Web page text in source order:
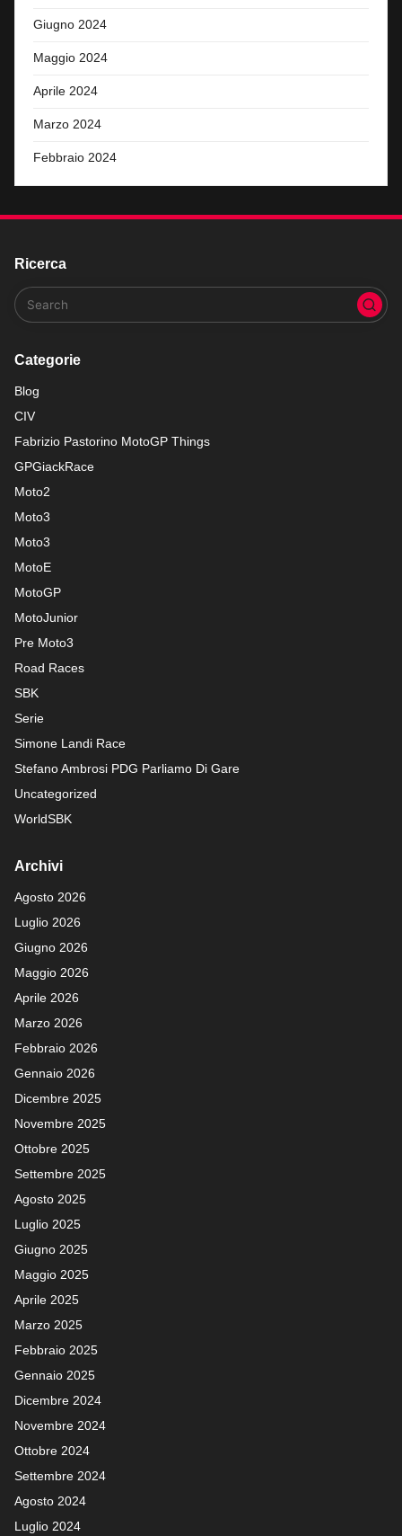
Giugno 2024
Maggio 2024
Aprile 2024
Marzo 2024
Febbraio 2024
Ricerca
Categorie
Blog
CIV
Fabrizio Pastorino MotoGP Things
GPGiackRace
Moto2
Moto3
Moto3
MotoE
MotoGP
MotoJunior
Pre Moto3
Road Races
SBK
Serie
Simone Landi Race
Stefano Ambrosi PDG Parliamo Di Gare
Uncategorized
WorldSBK
Archivi
Agosto 2026
Luglio 2026
Giugno 2026
Maggio 2026
Aprile 2026
Marzo 2026
Febbraio 2026
Gennaio 2026
Dicembre 2025
Novembre 2025
Ottobre 2025
Settembre 2025
Agosto 2025
Luglio 2025
Giugno 2025
Maggio 2025
Aprile 2025
Marzo 2025
Febbraio 2025
Gennaio 2025
Dicembre 2024
Novembre 2024
Ottobre 2024
Settembre 2024
Agosto 2024
Luglio 2024